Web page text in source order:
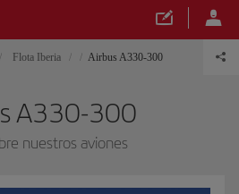
Flota Iberia Airbus A330-300
A330-300
nuestros aviones